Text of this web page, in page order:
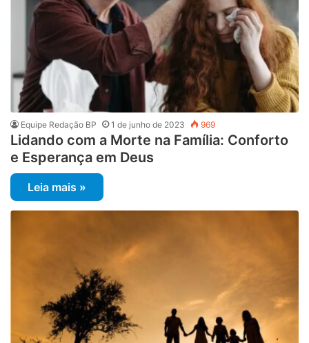
Equipe Redação BP 1 de junho de 2023 969
Lidando com a Morte na Família: Conforto
e Esperança em Deus
Leia mais »